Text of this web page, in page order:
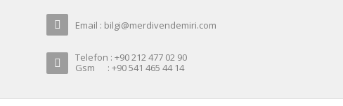
Email : bilgi@merdivendemiri.com
Telefon : +90 212 477 02 90
Gsm : +90 541 465 44 14